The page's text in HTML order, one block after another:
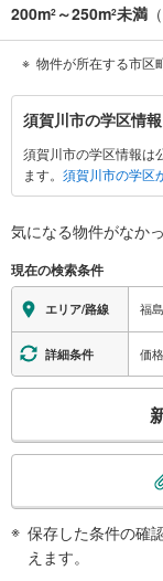
200m2 ～250m2未満 （
物件が所在する市区
須
賀
川
市
関
る
情
報
須賀川市の学区情報
須賀川市の学区情報は
ます。 須賀川市の学区
気になる物件がなか
現在の検索条件
エリア/路線 福
詳細条件 価
検
保存した条件の確
えます。